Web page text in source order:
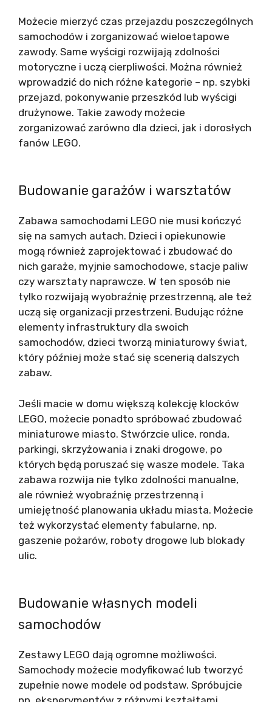
Możecie mierzyć czas przejazdu poszczególnych
samochodów i zorganizować wieloetapowe
zawody. Same wyścigi rozwijają zdolności
motoryczne i uczą cierpliwości. Można również
wprowadzić do nich różne kategorie – np. szybki
przejazd, pokonywanie przeszkód lub wyścigi
drużynowe. Takie zawody możecie
zorganizować zarówno dla dzieci, jak i dorosłych
fanów LEGO.
Budowanie garażów i warsztatów
Zabawa samochodami LEGO nie musi kończyć
się na samych autach. Dzieci i opiekunowie
mogą również zaprojektować i zbudować do
nich garaże, myjnie samochodowe, stacje paliw
czy warsztaty naprawcze. W ten sposób nie
tylko rozwijają wyobraźnię przestrzenną, ale też
uczą się organizacji przestrzeni. Budując różne
elementy infrastruktury dla swoich
samochodów, dzieci tworzą miniaturowy świat,
który później może stać się scenerią dalszych
zabaw.
Jeśli macie w domu większą kolekcję klocków
LEGO, możecie ponadto spróbować zbudować
miniaturowe miasto. Stwórzcie ulice, ronda,
parkingi, skrzyżowania i znaki drogowe, po
których będą poruszać się wasze modele. Taka
zabawa rozwija nie tylko zdolności manualne,
ale również wyobraźnię przestrzenną i
umiejętność planowania układu miasta. Możecie
też wykorzystać elementy fabularne, np.
gaszenie pożarów, roboty drogowe lub blokady
ulic.
Budowanie własnych modeli
samochodów
Zestawy LEGO dają ogromne możliwości.
Samochody możecie modyfikować lub tworzyć
zupełnie nowe modele od podstaw. Spróbujcie